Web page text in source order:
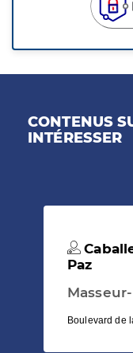
CONTENUS
INTÉRESSER
Paz
Boulevard de